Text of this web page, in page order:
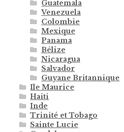
Guatemala
Venezuela
Colombie
Mexique
Panama
Bélize
Nicaragua
Salvador
Guyane Britannique
Ile Maurice
Haiti
Inde
Trinité et Tobago
Sainte Lucie